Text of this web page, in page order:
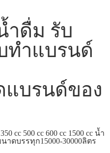
ำดื่ม รับ
ทำแบรนด์
บรนด์ของ
cc 500 cc 600 cc 1500 cc น้ำ
าดบรรทุก15000-30000ลิตร